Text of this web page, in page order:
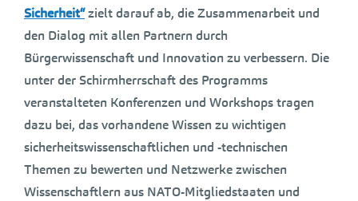
Sicherheit“zielt darauf ab, die Zusammenarbeit und
den Dialog mit allen Partnern durch
Bürgerwissenschaft und Innovation zu verbessern. Die
unter der Schirmherrschaft des Programms
veranstalteten Konferenzen und Workshops tragen
dazu bei, das vorhandene Wissen zu wichtigen
sicherheitswissenschaftlichen und -technischen
Themen zu bewerten und Netzwerke zwischen
Wissenschaftlern aus NATO-Mitgliedstaaten und